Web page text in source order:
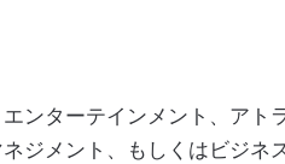
ンターテインメント、アト
ジメント、もしくはビジネ